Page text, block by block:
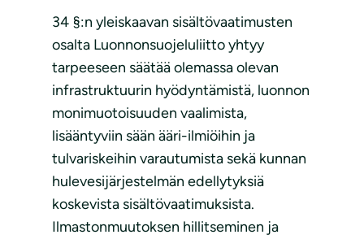
34 §:n yleiskaavan sisältövaatimusten
osalta Luonnonsuojeluliitto yhtyy
tarpeeseen säätää olemassa olevan
infrastruktuurin hyödyntämistä, luonnon
monimuotoisuuden vaalimista,
lisääntyviin sään ääri-ilmiöihin ja
tulvariskeihin varautumista sekä kunnan
hulevesijärjestelmän edellytyksiä
koskevista sisältövaatimuksista.
Ilmastonmuutoksen hillitseminen ja